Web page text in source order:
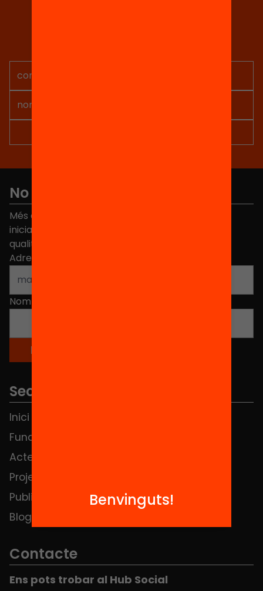
No et perdis res
Més de 40.000 persones ja han triat Equitat. Rep
iniciatives, propostes i projectes per millorar la
qualitat de l'educació a Catalunya.
Adreça electrònica
Nom
Seccions
Inici
Fundació
Actes
Projectes
Publicacions i vídeos
Blog
Contacte
Ens pots trobar al Hub Social
Benvinguts!